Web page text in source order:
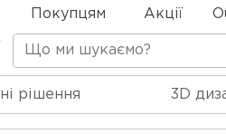
Покупцям Акції
рішення 3D